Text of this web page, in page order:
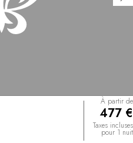
À partir de
477 €
Taxes incluses
pour 1 nuit